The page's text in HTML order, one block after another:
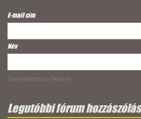
E-mail cím*
Név
Email marketing by NeoSoft
Legutóbbi fórum